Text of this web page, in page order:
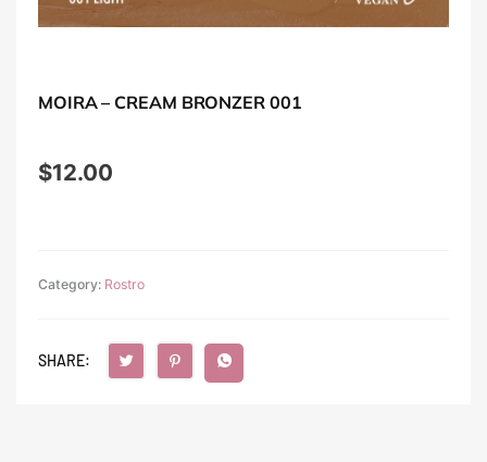
MOIRA – CREAM BRONZER 001
$12.00
Category: Rostro
SHARE: